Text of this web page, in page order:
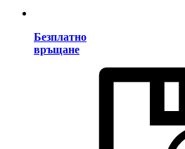
Безплатно
връщане